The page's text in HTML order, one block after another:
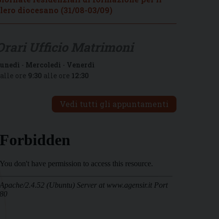
diocesano (31/08-03/09)
- Mercoledì - Venerdì
ore 9:30 alle ore 12:30
Vedi tutti gli appuntamenti